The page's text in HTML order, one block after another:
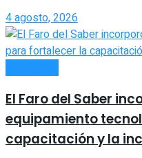
4 agosto, 2026
El Faro del Saber
equipamiento
capacitación y la